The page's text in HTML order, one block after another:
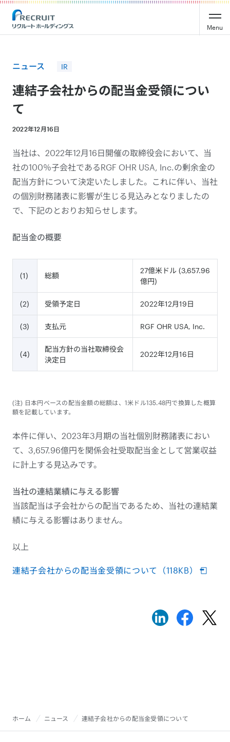
Recruit Holdings
Menu
ニュース IR
連結子会社からの配当金受領につい
て
2022年12月16日
当社は、2022年12月16日開催の取締役会において、当
社の100％子会社であるRGF OHR USA, Inc.の剰余金の
配当方針について決定いたしました。これに伴い、当社
の個別財務諸表に影響が生じる見込みとなりましたの
で、下記のとおりお知らせします。
配当金の概要
(1) 総額
27億米ドル (3,657.96
億円)
(2) 受領予定日 2022年12月19日
(3) 支払元 RGF OHR USA, Inc.
(4)
配当方針の当社取締役会
決定日
2022年12月16日
(注) 日本円ベースの配当金額の総額は、1米ドル135.48円で換算した概算
額を記載しています。
本件に伴い、2023年3月期の当社個別財務諸表におい
て、3,657.96億円を関係会社受取配当金として営業収益
に計上する見込みです。
当社の連結業績に与える影響
当該配当は子会社からの配当であるため、当社の連結業
績に与える影響はありません。
以上
連結子会社からの配当金受領について（118KB）
ホーム ニュース 連結子会社からの配当金受領について